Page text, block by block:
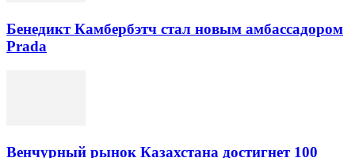
Бенедикт Камбербэтч стал новым амбассадором
Prada
Венчурный рынок Казахстана достигнет 100